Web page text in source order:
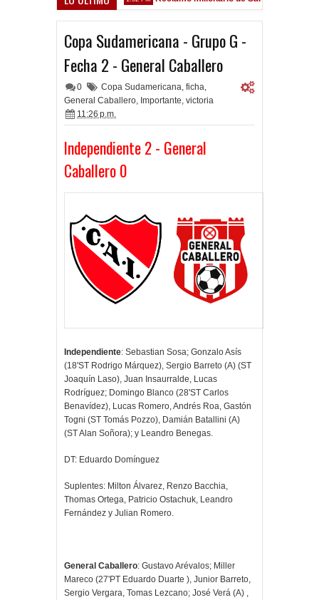
Copa Sudamericana - Grupo G -
Fecha 2 - General Caballero
0 Copa Sudamericana, ficha,
General Caballero, Importante, victoria
11:26 p.m.
Independiente 2 - General
Caballero 0
Independiente: Sebastian Sosa; Gonzalo Asís
(18'ST Rodrigo Márquez), Sergio Barreto (A) (ST
Joaquín Laso), Juan Insaurralde, Lucas
Rodríguez; Domingo Blanco (28'ST Carlos
Benavídez), Lucas Romero, Andrés Roa, Gastón
Togni (ST Tomás Pozzo), Damián Batallini (A)
(ST Alan Soñora); y Leandro Benegas.
DT: Eduardo Domínguez
Suplentes: Milton Álvarez, Renzo Bacchia,
Thomas Ortega, Patricio Ostachuk, Leandro
Fernández y Julian Romero.
General Caballero: Gustavo Arévalos; Miller
Mareco (27'PT Eduardo Duarte ), Junior Barreto,
Sergio Vergara, Tomas Lezcano; José Verá (A) ,